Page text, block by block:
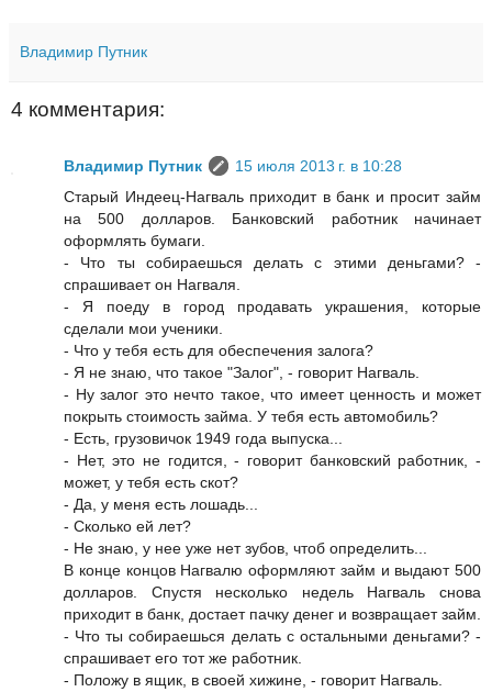
Владимир Путник
4 комментария:
Владимир Путник
15 июля 2013 г. в 10:28
Старый Индеец-Нагваль приходит в банк и просит займ
на 500 долларов. Банковский работник начинает
оформлять бумаги.
- Что ты собираешься делать с этими деньгами? -
спрашивает он Нагваля.
- Я поеду в город продавать украшения, которые
сделали мои ученики.
- Что у тебя есть для обеспечения залога?
- Я не знаю, что такое "Залог", - говорит Нагваль.
- Ну залог это нечто такое, что имеет ценность и может
покрыть стоимость займа. У тебя есть автомобиль?
- Есть, грузовичок 1949 года выпуска...
- Нет, это не годится, - говорит банковский работник, -
может, у тебя есть скот?
- Да, у меня есть лошадь...
- Сколько ей лет?
- Не знаю, у нее уже нет зубов, чтоб определить...
В конце концов Нагвалю оформляют займ и выдают 500
долларов. Спустя несколько недель Нагваль снова
приходит в банк, достает пачку денег и возвращает займ.
- Что ты собираешься делать с остальными деньгами? -
спрашивает его тот же работник.
- Положу в ящик, в своей хижине, - говорит Нагваль.